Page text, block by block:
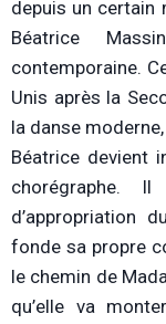
depuis un certain
Béatrice
contemporaine.
Unis après la
la danse
Béatrice devient
chorégraphe.
d’appropriation
fonde sa propre
le chemin de
qu’elle va